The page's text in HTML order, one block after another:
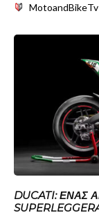
MotoandBikeTv
DUCATI: ΈΝΑΣ